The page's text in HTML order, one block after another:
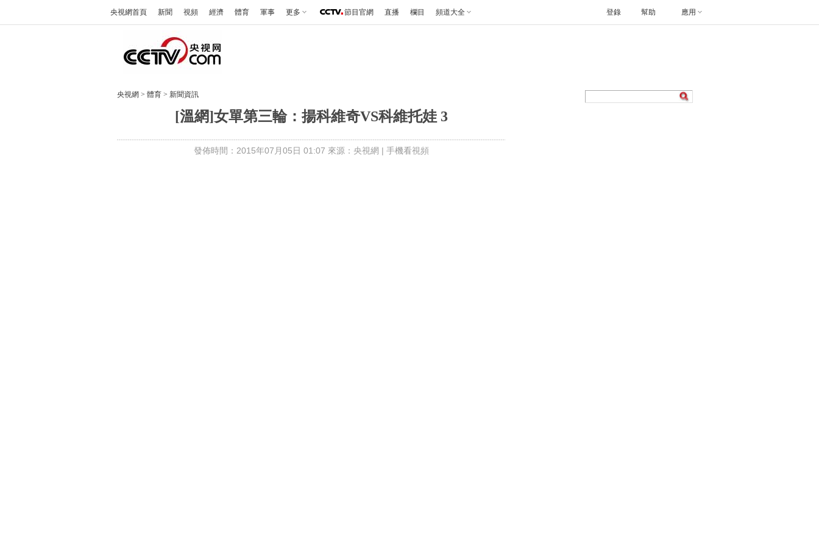
央視網首頁 新聞 視頻 經濟 體育 軍事 更多 節目官網 直播 欄目 頻道大全 幫助 應用
登錄
央視網 > 體育 > 新聞資訊
[溫網]女單第三輪：揚科維奇VS科維托娃 3
發佈時間：2015年07月05日 01:07 來源：央視網 | 手機看視頻